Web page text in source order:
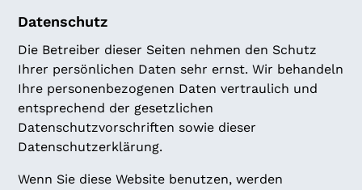
Datenschutz
Die Betreiber dieser Seiten nehmen den Schutz
Ihrer persönlichen Daten sehr ernst. Wir behandeln
Ihre personenbezogenen Daten vertraulich und
entsprechend der gesetzlichen
Datenschutzvorschriften sowie dieser
Datenschutzerklärung.
Wenn Sie diese Website benutzen, werden